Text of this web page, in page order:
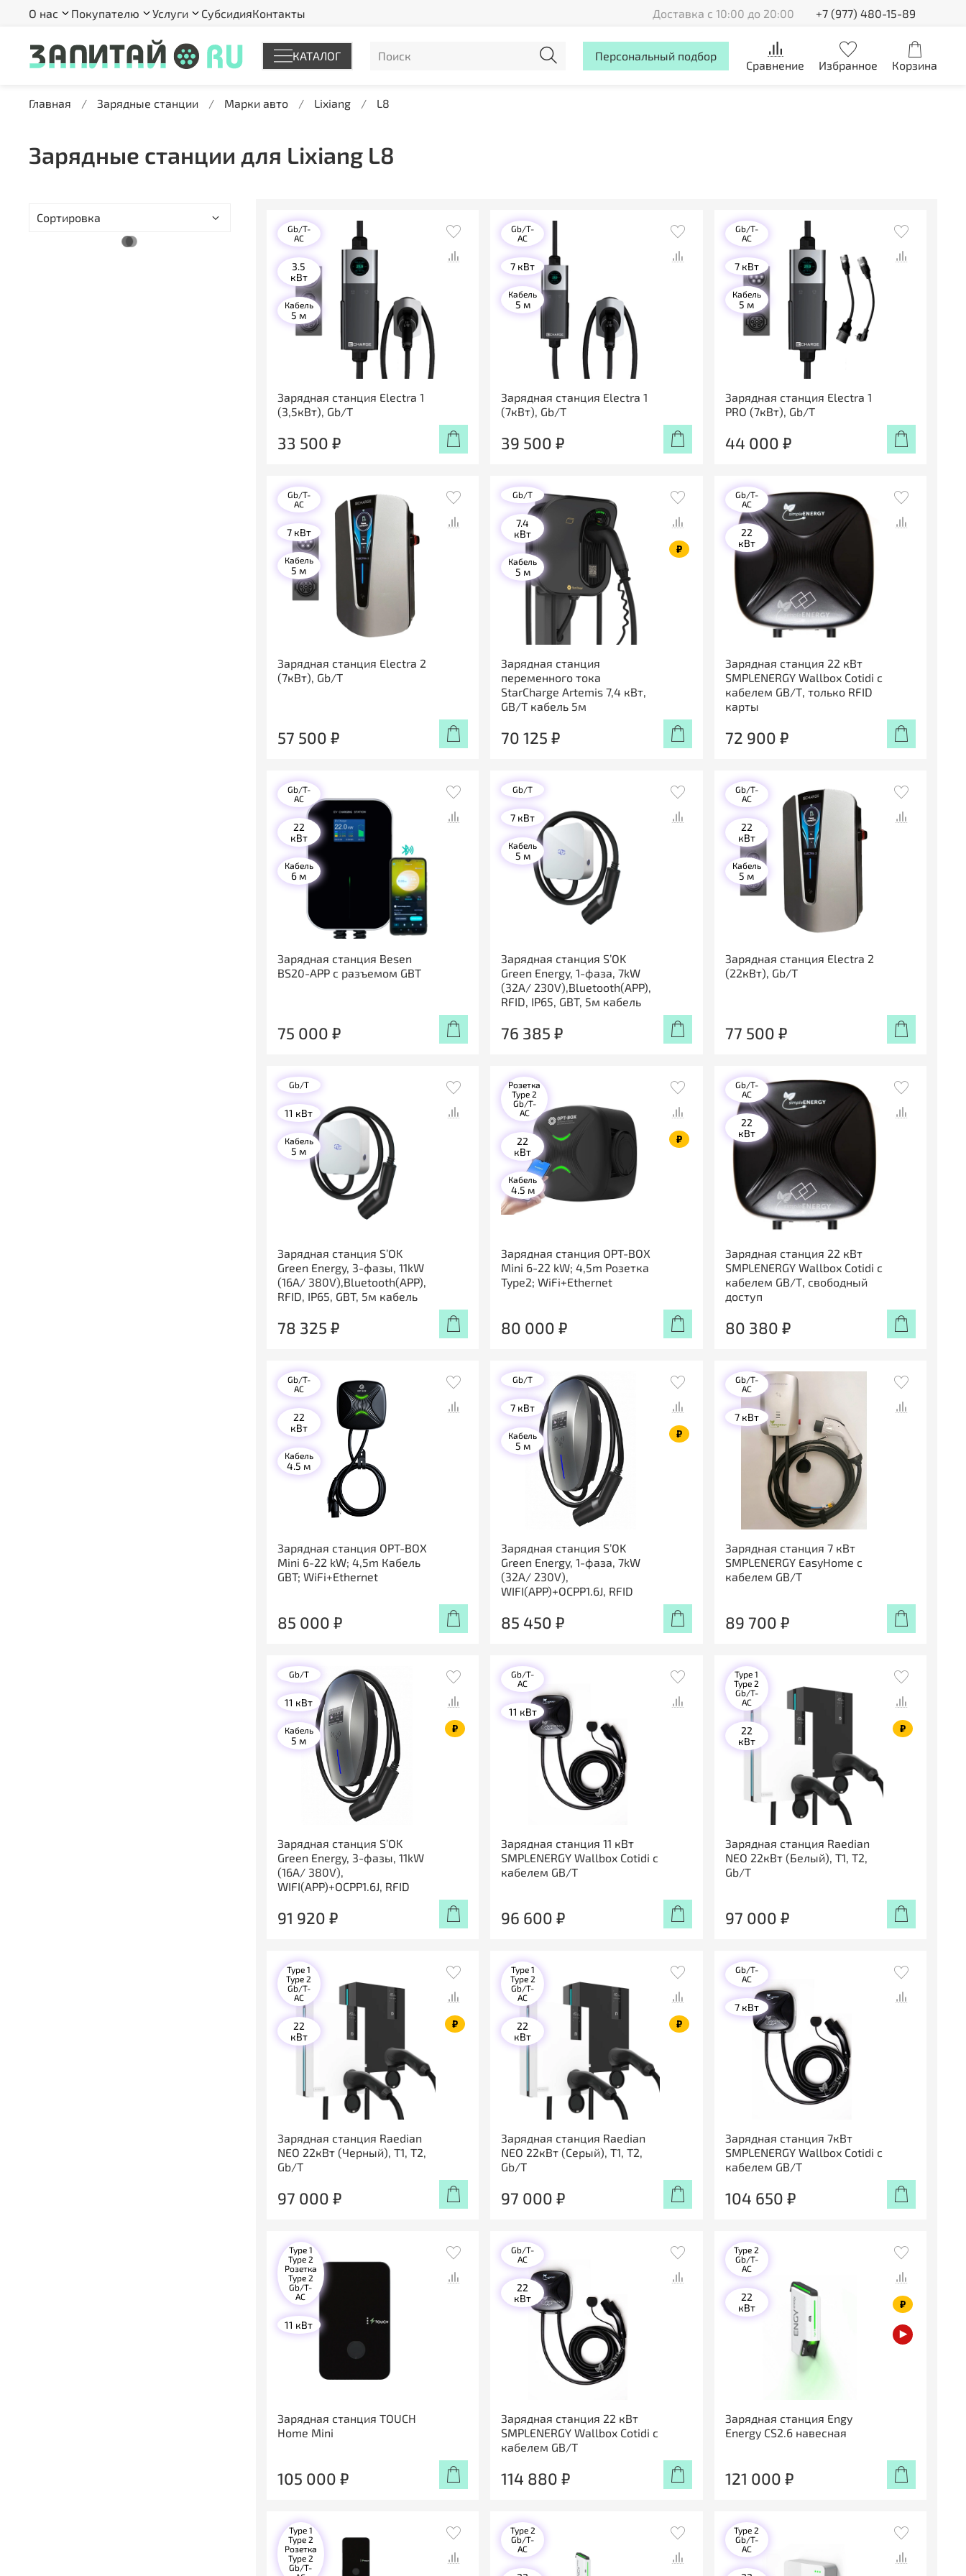
О нас Покупателю Услуги Контакты
Субсидия Доставка с 10:00 до 20:00 +7 (977) 480-15-89
КАТАЛОГ Персональный подбор
Сравнение Избранное Корзина
Главная Зарядные станции Марки авто Lixiang L8
Зарядные станции для Lixiang L8
Зарядная станция Electra 1
(3,5кВт), Gb/T
Gb/T-
AC
3.5
кВт
Кабель
5 м
33 500 ₽
Зарядная станция Electra 1
(7кВт), Gb/T
Gb/T-
AC
7 кВт
Кабель
5 м
39 500 ₽
Зарядная станция Electra 1
PRO (7кВт), Gb/T
Gb/T-
AC
7 кВт
Кабель
5 м
44 000 ₽
Зарядная станция Electra 2
(7кВт), Gb/T
Gb/T-
AC
7 кВт
Кабель
5 м
57 500 ₽
Зарядная станция
переменного тока
StarCharge Artemis 7,4 кВт,
GB/T кабель 5м
₽
Gb/T
7.4
кВт
Кабель
5 м
70 125 ₽
Зарядная станция 22 кВт
SMPLENERGY Wallbox Cotidi с
кабелем GB/Т, только RFID
карты
Gb/T-
AC
22
кВт
72 900 ₽
Зарядная станция Besen
BS20-APP с разъемом GBT
Gb/T-
AC
22
кВт
Кабель
6 м
75 000 ₽
Зарядная станция S’OK
Green Energy, 1-фаза, 7kW
(32A/ 230V),Bluetooth(APP),
RFID, IP65, GBT, 5м кабель
Gb/T
7 кВт
Кабель
5 м
76 385 ₽
Зарядная станция Electra 2
(22кВт), Gb/T
Gb/T-
AC
22
кВт
Кабель
5 м
77 500 ₽
Зарядная станция S’OK
Green Energy, 3-фазы, 11kW
(16A/ 380V),Bluetooth(APP),
RFID, IP65, GBT, 5м кабель
Gb/T
11 кВт
Кабель
5 м
78 325 ₽
Зарядная станция OPT-BOX
Mini 6-22 kW; 4,5m Розетка
Type2; WiFi+Ethernet
₽
Розетка
Type 2
Gb/T-
AC
22
кВт
Кабель
4.5 м
80 000 ₽
Зарядная станция 22 кВт
SMPLENERGY Wallbox Cotidi с
кабелем GB/Т, свободный
доступ
Gb/T-
AC
22
кВт
80 380 ₽
Зарядная станция OPT-BOX
Mini 6-22 kW; 4,5m Кабель
GBT; WiFi+Ethernet
Gb/T-
AC
22
кВт
Кабель
4.5 м
85 000 ₽
Зарядная станция S’OK
Green Energy, 1-фаза, 7kW
(32A/ 230V),
WIFI(APP)+OCPP1.6J, RFID
₽
Gb/T
7 кВт
Кабель
5 м
85 450 ₽
Зарядная станция 7 кВт
SMPLENERGY EasyHome с
кабелем GB/T
Gb/T-
AC
7 кВт
89 700 ₽
Зарядная станция S’OK
Green Energy, 3-фазы, 11kW
(16A/ 380V),
WIFI(APP)+OCPP1.6J, RFID
₽
Gb/T
11 кВт
Кабель
5 м
91 920 ₽
Зарядная станция 11 кВт
SMPLENERGY Wallbox Cotidi с
кабелем GB/T
Gb/T-
AC
11 кВт
96 600 ₽
Зарядная станция Raedian
NEO 22кВт (Белый), T1, T2,
Gb/T
₽
Type 1
Type 2
Gb/T-
AC
22
кВт
97 000 ₽
Зарядная станция Raedian
NEO 22кВт (Черный), T1, T2,
Gb/T
₽
Type 1
Type 2
Gb/T-
AC
22
кВт
97 000 ₽
Зарядная станция Raedian
NEO 22кВт (Серый), T1, T2,
Gb/T
₽
Type 1
Type 2
Gb/T-
AC
22
кВт
97 000 ₽
Зарядная станция 7кВт
SMPLENERGY Wallbox Cotidi с
кабелем GB/T
Gb/T-
AC
7 кВт
104 650 ₽
Зарядная станция TOUCH
Home Mini
Type 1
Type 2
Розетка
Type 2
Gb/T-
AC
11 кВт
105 000 ₽
Зарядная станция 22 кВт
SMPLENERGY Wallbox Cotidi с
кабелем GB/T
Gb/T-
AC
22
кВт
114 880 ₽
Зарядная станция Engy
Energy CS2.6 навесная
₽
Type 2
Gb/T-
AC
22
кВт
121 000 ₽
Type 1
Type 2
Розетка
Type 2
Gb/T-
Type 2
Gb/T-
AC
Type 2
Gb/T-
AC